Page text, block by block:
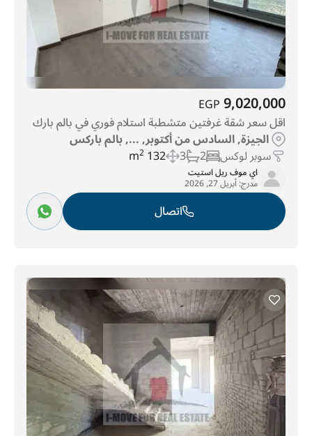
9,020,000
EGP
اقل سعر شقة غرفتين متشطبة استلام فوري في بالم بارك
الجيزة, السادس من أكتوبر, ..., بالم باركس
سوبر لوكس 2
3
132 m
2
اي موف ريل استيت
مدرج:أبريل 27, 2026
اتصال